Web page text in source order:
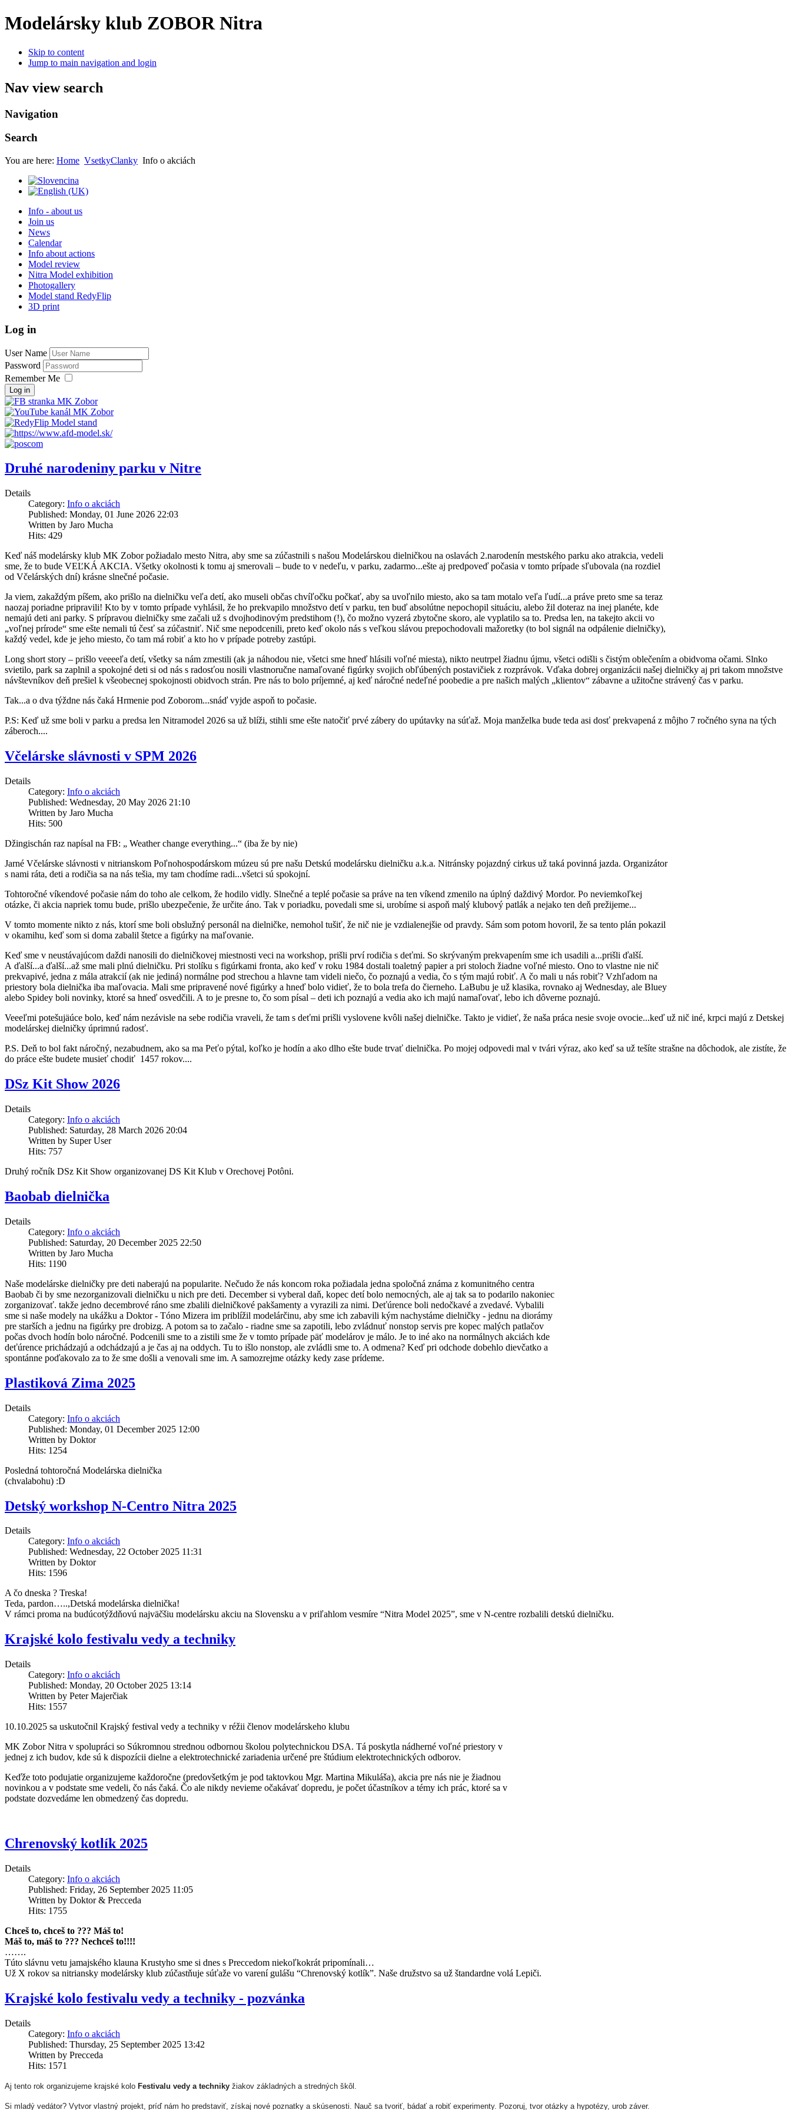
Modelársky klub ZOBOR Nitra
Skip to content
Jump to main navigation and login
Nav view search
Navigation
Search
You are here: Home VsetkyClanky Info o akciách
Info - about us
Join us
News
Calendar
Info about actions
Model review
Nitra Model exhibition
Photogallery
Model stand RedyFlip
3D print
Log in
User Name
Password
Remember Me
Log in
Druhé narodeniny parku v Nitre
Details
Category: Info o akciách
Published: Monday, 01 June 2026 22:03
Written by Jaro Mucha
Hits: 429
Keď náš modelársky klub MK Zobor požiadalo mesto Nitra, aby sme sa zúčastnili s našou Modelárskou dielničkou na oslavách 2.narodenín mestského parku ako atrakcia, vedeli
sme, že to bude VEĽKÁ AKCIA. Všetky okolnosti k tomu aj smerovali – bude to v nedeľu, v parku, zadarmo...ešte aj predpoveď počasia v tomto prípade sľubovala (na rozdiel
od Včelárských dní) krásne slnečné počasie.
Ja viem, zakaždým píšem, ako prišlo na dielničku veľa detí, ako museli občas chvíľočku počkať, aby sa uvoľnilo miesto, ako sa tam motalo veľa ľudí...a práve preto sme sa teraz
naozaj poriadne pripravili! Kto by v tomto prípade vyhlásil, že ho prekvapilo množstvo detí v parku, ten buď absolútne nepochopil situáciu, alebo žil doteraz na inej planéte, kde
nemajú deti ani parky. S prípravou dielničky sme začali už s dvojhodinovým predstihom (!), čo možno vyzerá zbytočne skoro, ale vyplatilo sa to. Predsa len, na takejto akcii vo
„voľnej prírode“ sme ešte nemali tú česť sa zúčastniť. Nič sme nepodcenili, preto keď okolo nás s veľkou slávou prepochodovali mažoretky (to bol signál na odpálenie dielničky),
každý vedel, kde je jeho miesto, čo tam má robiť a kto ho v prípade potreby zastúpi.
Long short story – prišlo veeeeľa detí, všetky sa nám zmestili (ak ja náhodou nie, všetci sme hneď hlásili voľné miesta), nikto neutrpel žiadnu újmu, všetci odišli s čistým oblečením a obidvoma očami. Slnko
svietilo, park sa zaplnil a spokojné deti si od nás s radosťou nosili vlastnoručne namaľované figúrky svojich obľúbených postavičiek z rozprávok. Vďaka dobrej organizácii našej dielničky aj pri takom množstve
návštevníkov deň prešiel k všeobecnej spokojnosti obidvoch strán. Pre nás to bolo príjemné, aj keď náročné nedeľné poobedie a pre našich malých „klientov“ zábavne a užitočne strávený čas v parku.
Tak...a o dva týždne nás čaká Hrmenie pod Zoborom...snáď vyjde aspoň to počasie.
P.S: Keď už sme boli v parku a predsa len Nitramodel 2026 sa už blíži, stihli sme ešte natočiť prvé zábery do upútavky na súťaž. Moja manželka bude teda asi dosť prekvapená z môjho 7 ročného syna na tých
záberoch....
Včelárske slávnosti v SPM 2026
Details
Category: Info o akciách
Published: Wednesday, 20 May 2026 21:10
Written by Jaro Mucha
Hits: 500
Džingischán raz napísal na FB: „ Weather change everything...“ (iba že by nie)
Jarné Včelárske slávnosti v nitrianskom Poľnohospodárskom múzeu sú pre našu Detskú modelársku dielničku a.k.a. Nitránsky pojazdný cirkus už taká povinná jazda. Organizátor
s nami ráta, deti a rodičia sa na nás tešia, my tam chodíme radi...všetci sú spokojní.
Tohtoročné víkendové počasie nám do toho ale celkom, že hodilo vidly. Slnečné a teplé počasie sa práve na ten víkend zmenilo na úplný daždivý Mordor. Po neviemkoľkej
otázke, či akcia napriek tomu bude, prišlo ubezpečenie, že určite áno. Tak v poriadku, povedali sme si, urobíme si aspoň malý klubový patlák a nejako ten deň prežijeme...
V tomto momente nikto z nás, ktorí sme boli obslužný personál na dielničke, nemohol tušiť, že nič nie je vzdialenejšie od pravdy. Sám som potom hovoril, že sa tento plán pokazil
v okamihu, keď som si doma zabalil štetce a figúrky na maľovanie.
Keď sme v neustávajúcom daždi nanosili do dielničkovej miestnosti veci na workshop, prišli prví rodičia s deťmi. So skrývaným prekvapením sme ich usadili a...prišli ďalší.
A ďalší...a ďalší...až sme mali plnú dielničku. Pri stolíku s figúrkami fronta, ako keď v roku 1984 dostali toaletný papier a pri stoloch žiadne voľné miesto. Ono to vlastne nie nič
prekvapivé, jedna z mála atrakcií (ak nie jediná) normálne pod strechou a hlavne tam videli niečo, čo poznajú a vedia, čo s tým majú robiť. A čo mali u nás robiť? Vzhľadom na
priestory bola dielnička iba maľovacia. Mali sme pripravené nové figúrky a hneď bolo vidieť, že to bola trefa do čierneho. LaBubu je už klasika, rovnako aj Wednesday, ale Bluey
alebo Spidey boli novinky, ktoré sa hneď osvedčili. A to je presne to, čo som písal – deti ich poznajú a vedia ako ich majú namaľovať, lebo ich dôverne poznajú.
Veeeľmi potešujäúce bolo, keď nám nezávisle na sebe rodičia vraveli, že tam s deťmi prišli vyslovene kvôli našej dielničke. Takto je vidieť, že naša práca nesie svoje ovocie...keď už nič iné, krpci majú z Detskej
modelárskej dielničky úprimnú radosť.
P.S. Deň to bol fakt náročný, nezabudnem, ako sa ma Peťo pýtal, koľko je hodín a ako dlho ešte bude trvať dielnička. Po mojej odpovedi mal v tvári výraz, ako keď sa už tešíte strašne na dôchodok, ale zistíte, že
do práce ešte budete musieť chodiť 1457 rokov....
DSz Kit Show 2026
Details
Category: Info o akciách
Published: Saturday, 28 March 2026 20:04
Written by Super User
Hits: 757
Druhý ročník DSz Kit Show organizovanej DS Kit Klub v Orechovej Potôni.
Baobab dielnička
Details
Category: Info o akciách
Published: Saturday, 20 December 2025 22:50
Written by Jaro Mucha
Hits: 1190
Naše modelárske dielničky pre deti naberajú na popularite. Nečudo že nás koncom roka požiadala jedna spoločná známa z komunitného centra
Baobab či by sme nezorganizovali dielničku u nich pre deti. December si vyberal daň, kopec detí bolo nemocných, ale aj tak sa to podarilo nakoniec
zorganizovať. takže jedno decembrové ráno sme zbalili dielničkové pakšamenty a vyrazili za nimi. Deťúrence boli nedočkavé a zvedavé. Vybalili
sme si naše modely na ukážku a Doktor - Tóno Mizera im priblížil modelárčinu, aby sme ich zabavili kým nachystáme dielničky - jednu na diorámy
pre starších a jednu na figúrky pre drobizg. A potom sa to začalo - riadne sme sa zapotili, lebo zvládnuť nonstop servis pre kopec malých patlačov
počas dvoch hodín bolo náročné. Podcenili sme to a zistili sme že v tomto prípade päť modelárov je málo. Je to iné ako na normálnych akciách kde
deťúrence prichádzajú a odchádzajú a je čas aj na oddych. Tu to išlo nonstop, ale zvládli sme to. A odmena? Keď pri odchode dobehlo dievčatko a
spontánne poďakovalo za to že sme došli a venovali sme im. A samozrejme otázky kedy zase prídeme.
Plastiková Zima 2025
Details
Category: Info o akciách
Published: Monday, 01 December 2025 12:00
Written by Doktor
Hits: 1254
Posledná tohtoročná Modelárska dielnička
(chvalabohu) :D
Detský workshop N-Centro Nitra 2025
Details
Category: Info o akciách
Published: Wednesday, 22 October 2025 11:31
Written by Doktor
Hits: 1596
A čo dneska ? Treska!
Teda, pardon…..,Detská modelárska dielnička!
V rámci proma na budúcotýždňovú najväčšiu modelársku akciu na Slovensku a v priľahlom vesmíre “Nitra Model 2025”, sme v N-centre rozbalili detskú dielničku.
Krajské kolo festivalu vedy a techniky
Details
Category: Info o akciách
Published: Monday, 20 October 2025 13:14
Written by Peter Majerčiak
Hits: 1557
10.10.2025 sa uskutočnil Krajský festival vedy a techniky v réžii členov modelárskeho klubu
MK Zobor Nitra v spolupráci so Súkromnou strednou odbornou školou polytechnickou DSA. Tá poskytla nádherné voľné priestory v
jednej z ich budov, kde sú k dispozícii dielne a elektrotechnické zariadenia určené pre štúdium elektrotechnických odborov.
Keďže toto podujatie organizujeme každoročne (predovšetkým je pod taktovkou Mgr. Martina Mikuláša), akcia pre nás nie je žiadnou
novinkou a v podstate sme vedeli, čo nás čaká. Čo ale nikdy nevieme očakávať dopredu, je počet účastníkov a témy ich prác, ktoré sa v
podstate dozvedáme len obmedzený čas dopredu.
Chrenovský kotlík 2025
Details
Category: Info o akciách
Published: Friday, 26 September 2025 11:05
Written by Doktor & Precceda
Hits: 1755
Chceš to, chceš to ??? Máš to!
Máš to, máš to ??? Nechceš to!!!!
…….
Túto slávnu vetu jamajského klauna Krustyho sme si dnes s Preccedom niekoľkokrát pripomínali…
Už X rokov sa nitriansky modelársky klub zúčastňuje súťaže vo varení gulášu “Chrenovský kotlík”. Naše družstvo sa už štandardne volá Lepiči.
Krajské kolo festivalu vedy a techniky - pozvánka
Details
Category: Info o akciách
Published: Thursday, 25 September 2025 13:42
Written by Precceda
Hits: 1571
Aj tento rok organizujeme krajské kolo Festivalu vedy a techniky žiakov základných a stredných škôl.
Si mladý vedátor? Vytvor vlastný projekt, príď nám ho predstaviť, získaj nové poznatky a skúsenosti. Nauč sa tvoriť, bádať a robiť experimenty. Pozoruj, tvor otázky a hypotézy, urob záver.